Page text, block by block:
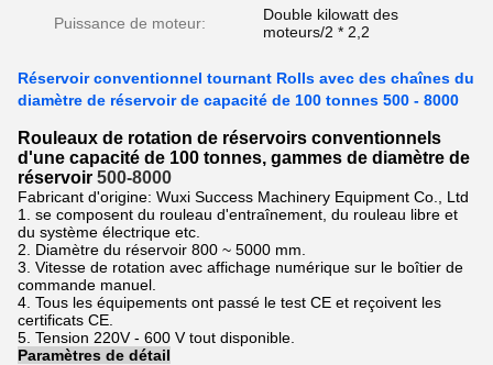
Puissance de moteur:
Double kilowatt des
moteurs/2 * 2,2
Réservoir conventionnel tournant Rolls avec des chaînes du
diamètre de réservoir de capacité de 100 tonnes 500 - 8000
Rouleaux de rotation de réservoirs conventionnels
d'une capacité de 100 tonnes, gammes de diamètre de
réservoir 500-8000
Fabricant d'origine: Wuxi Success Machinery Equipment Co., Ltd
1. se composent du rouleau d'entraînement, du rouleau libre et
du système électrique etc.
2. Diamètre du réservoir 800 ~ 5000 mm.
3. Vitesse de rotation avec affichage numérique sur le boîtier de
commande manuel.
4. Tous les équipements ont passé le test CE et reçoivent les
certificats CE.
5. Tension 220V - 600 V tout disponible.
Paramètres de détail